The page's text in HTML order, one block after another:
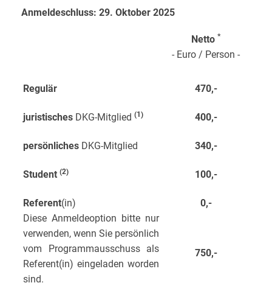
Anmeldeschluss: 29. Oktober 2025
Netto *
- Euro / Person -
Regulär 470,-
juristisches DKG-Mitglied (1) 400,-
persönliches DKG-Mitglied 340,-
Student (2) 100,-
Referent(in)
Diese Anmeldeoption bitte nur
verwenden, wenn Sie persönlich
vom Programmausschuss als
Referent(in) eingeladen worden
sind.
0,-
750,-